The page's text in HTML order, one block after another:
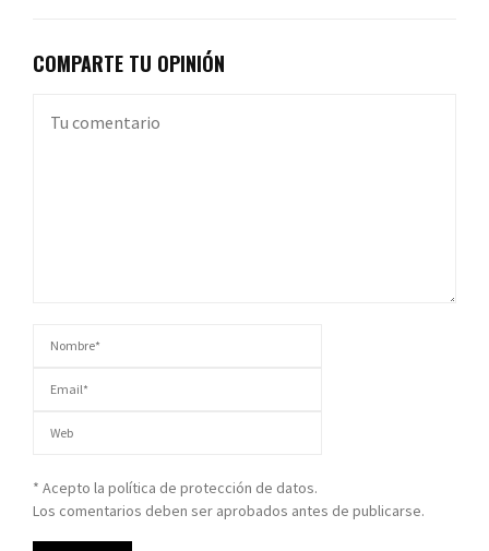
COMPARTE TU OPINIÓN
* Acepto la política de protección de datos.
Los comentarios deben ser aprobados antes de publicarse.